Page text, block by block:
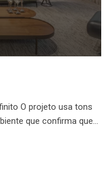
O projeto usa tons
que confirma que…